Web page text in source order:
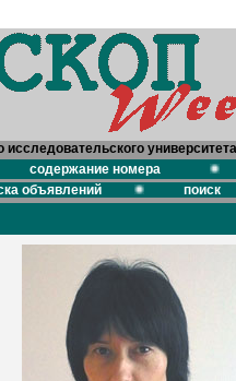
исследовательского
содержание номера
объявлений поиск